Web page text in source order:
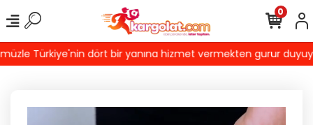
Türkiye'nin dört bir yanına hizmet vermekten gurur
0